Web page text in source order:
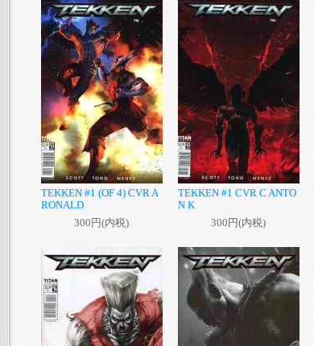
TEKKEN #1 (OF 4) CVR A
RONALD
300円(内税)
TEKKEN #1 CVR C ANTO
N K
300円(内税)